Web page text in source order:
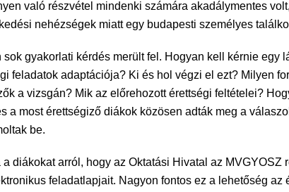
való részvétel mindenki számára akadálymentes
nehézségek miatt egy budapesti személyes
gyakorlati kérdés merült fel. Hogyan kell kérnie egy
feladatok adaptációja? Ki és hol végzi el ezt? Milyen
a vizsgán? Mik az előrehozott érettségi feltételei?
a most érettségiző diákok közösen adták meg a
be.
diákokat arról, hogy az Oktatási Hivatal az
feladatlapjait. Nagyon fontos ez a lehetőség